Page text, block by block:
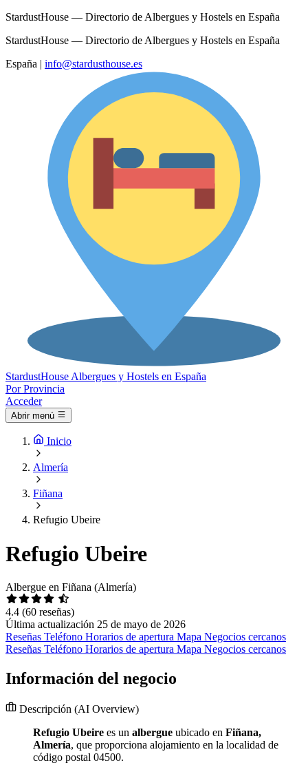
StardustHouse — Directorio de Albergues y Hostels en España
StardustHouse — Directorio de Albergues y Hostels en España
España | info@stardusthouse.es
StardustHouse Albergues y Hostels en España
Por Provincia
Acceder
Abrir menú
Inicio
Almería
Fiñana
Refugio Ubeire
Refugio Ubeire
Albergue en Fiñana (Almería)
4.4 (60 reseñas)
Última actualización 25 de mayo de 2026
Reseñas Teléfono Horarios de apertura Mapa Negocios cercanos
Reseñas Teléfono Horarios de apertura Mapa Negocios cercanos
Información del negocio
Descripción (AI Overview)
Refugio Ubeire es un albergue ubicado en Fiñana,
Almería, que proporciona alojamiento en la localidad de
código postal 04500.